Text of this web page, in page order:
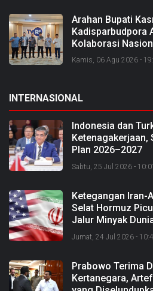
Arahan Bupati
Kadisparbudpora
Kolaborasi
2026 dan Bangun
Kabupaten Kreatif
Kamis, 06 Agu 2026 -
INTERNASIONAL
Indonesia dan
Ketenagakerjaan,
Plan 2026–2027
Sabtu, 25 Jul 2026 -
Ketegangan Iran-
Selat Hormuz
Jalur Minyak
Jumat, 24 Jul 2026 -
Prabowo Terima
Kertanegara,